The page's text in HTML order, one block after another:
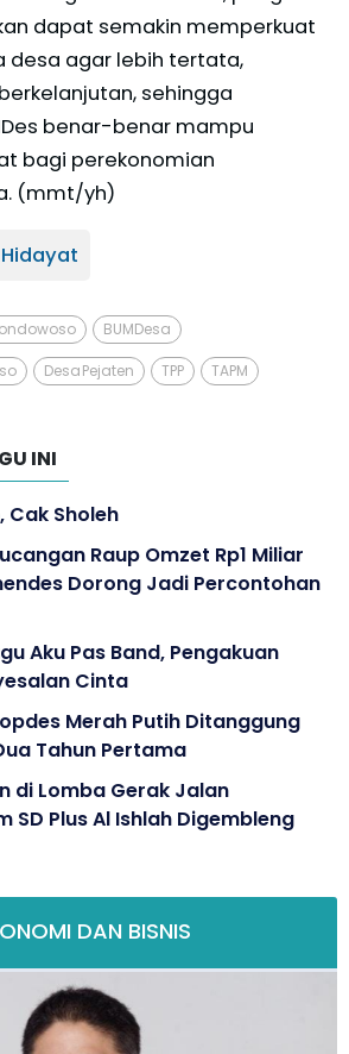
dapat semakin memperkuat
desa agar lebih tertata,
sehingga
benar-benar mampu
bagi perekonomian
(mmt/yh)
Hidayat
BUMDesa
Desa Pejaten TPP TAPM
INI
Cak Sholeh
Raup Omzet Rp1 Miliar
Dorong Jadi Percontohan
Aku Pas Band, Pengakuan
Cinta
Merah Putih Ditanggung
Tahun Pertama
di Lomba Gerak Jalan
SD Plus Al Ishlah Digembleng
DAN BISNIS